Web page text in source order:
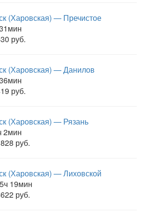
(Харовская) — Пречистое
руб.
(Харовская) — Данилов
руб.
(Харовская) — Рязань
2мин
руб.
(Харовская) — Лиховской
19мин
руб.